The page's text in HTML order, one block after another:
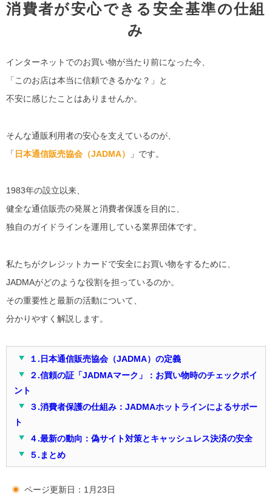
消費者が安心できる安全基準の仕組
み
インターネットでのお買い物が当たり前になった今、
「このお店は本当に信頼できるかな？」と
不安に感じたことはありませんか。
そんな通販利用者の安心を支えているのが、
「 日本通信販売協会（JADMA） 」です。
1983年の設立以来、
健全な通信販売の発展と消費者保護を目的に、
独自のガイドラインを運用している業界団体です。
私たちがクレジットカードで安全にお買い物をするために、
JADMAがどのような役割を担っているのか。
その重要性と最新の活動について、
分かりやすく解説します。
１.日本通信販売協会（JADMA）の定義
２.信頼の証「JADMAマーク」：お買い物時のチェックポイ
ント
３.消費者保護の仕組み：JADMAホットラインによるサポー
ト
４.最新の動向：偽サイト対策とキャッシュレス決済の安全
５.まとめ
ページ更新日：1月23日